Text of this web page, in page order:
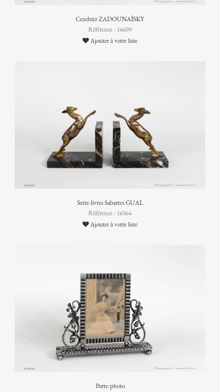
Cendrier ZADOUNAÏSKY
Référence : 16609
Ajouter à votre liste
Serre-livres Sabartes GUAL
Référence : 16564
Ajouter à votre liste
Porte-photo